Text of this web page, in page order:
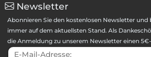
Newsletter
Abonnieren Sie den kostenlosen Newsletter und
immer auf dem aktuellsten Stand. Als
die Anmeldung zu unserem Newsletter einen
E-Mail-Adresse: